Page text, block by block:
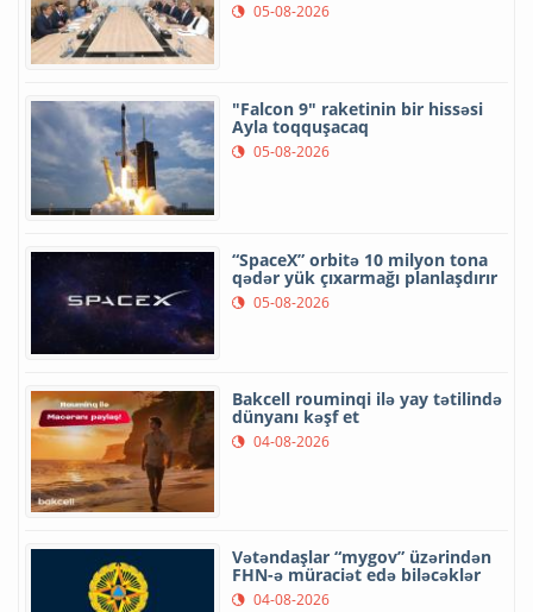
05-08-2026
"Falcon 9" raketinin bir hissəsi
Ayla toqquşacaq
05-08-2026
“SpaceX” orbitə 10 milyon tona
qədər yük çıxarmağı planlaşdırır
05-08-2026
Bakcell rouminqi ilə yay tətilində
dünyanı kəşf et
04-08-2026
Vətəndaşlar “mygov” üzərindən
FHN-ə müraciət edə biləcəklər
04-08-2026